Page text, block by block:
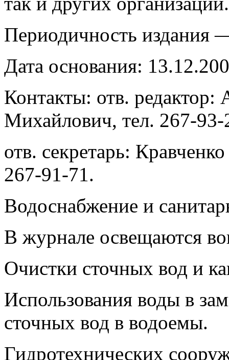
Периодичность издания
Дата основания:
Контакты: отв.
Михайлович, тел. 267-93-
отв. секретарь:
267-91-71.
Водоснабжение и
В журнале освещаются
Очистки сточных вод и
Использования воды в
сточных вод в водоемы.
Гидротехнических